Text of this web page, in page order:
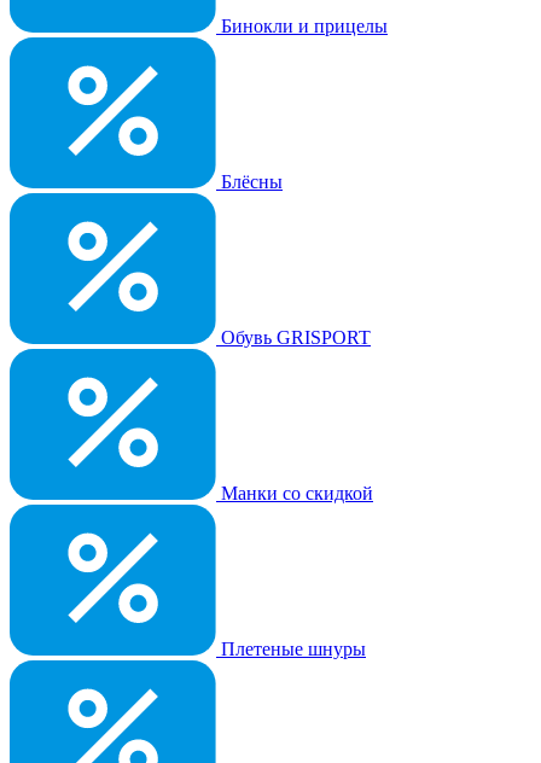
Бинокли и прицелы
Блёсны
Обувь GRISPORT
Манки со скидкой
Плетеные шнуры